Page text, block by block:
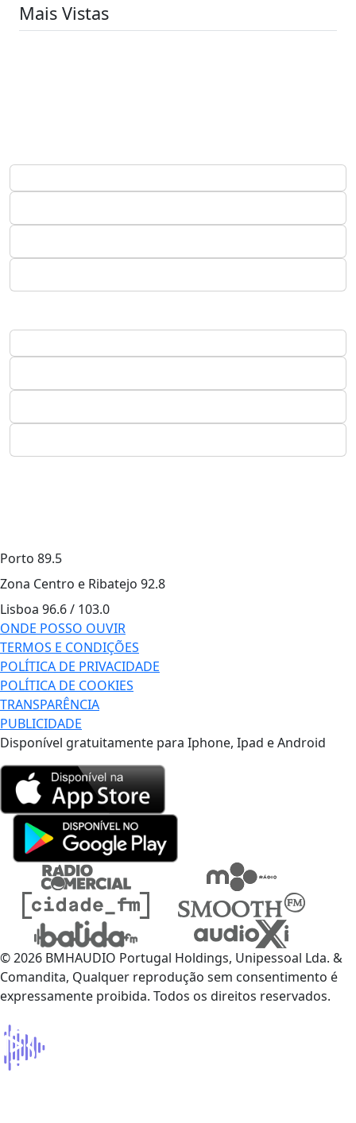
Mais Vistas
Porto 89.5
Zona Centro e Ribatejo 92.8
Lisboa 96.6 / 103.0
ONDE POSSO OUVIR
TERMOS E CONDIÇÕES
POLÍTICA DE PRIVACIDADE
POLÍTICA DE COOKIES
TRANSPARÊNCIA
PUBLICIDADE
Disponível gratuitamente para Iphone, Ipad e Android
© 2026 BMHAUDIO Portugal Holdings, Unipessoal Lda. &
Comandita, Qualquer reprodução sem consentimento é
expressamente proibida. Todos os direitos reservados.